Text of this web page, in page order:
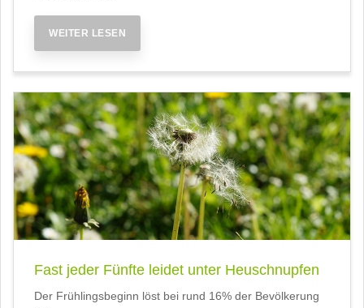
WEITER LESEN
Fast jeder Fünfte leidet unter Heuschnupfen
Der Frühlingsbeginn löst bei rund 16% der Bevölkerung